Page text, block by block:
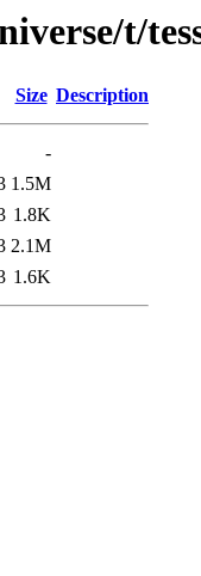
t/
Size Description
-
1.5M
1.8K
2.1M
1.6K